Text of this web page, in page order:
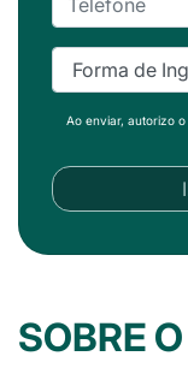
Ao enviar, autorizo
SOBRE